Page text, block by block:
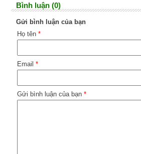
Bình luận (0)
Gửi bình luận của bạn
Họ tên *
Email *
Gửi bình luận của bạn *